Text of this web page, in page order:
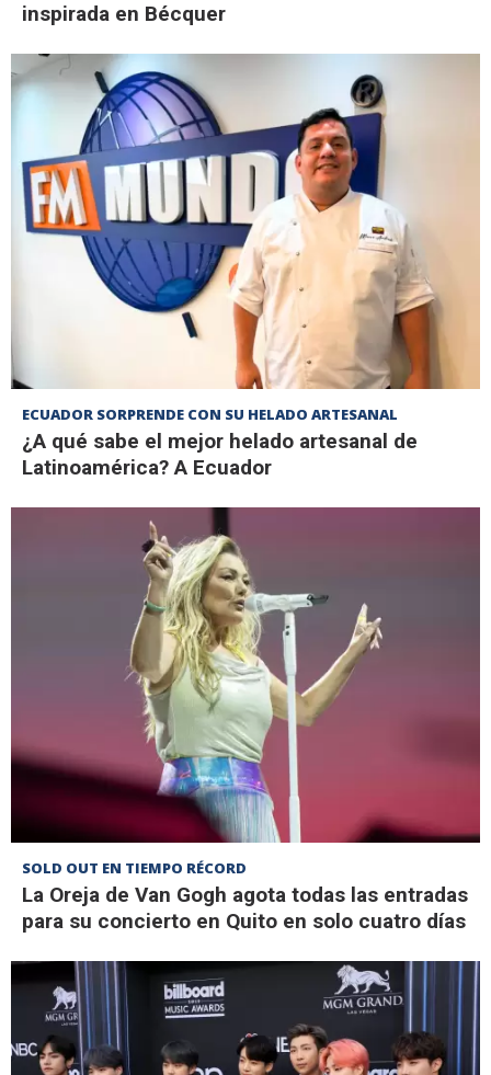
inspirada en Bécquer
ECUADOR SORPRENDE CON SU HELADO ARTESANAL
¿A qué sabe el mejor helado artesanal de
Latinoamérica? A Ecuador
SOLD OUT EN TIEMPO RÉCORD
La Oreja de Van Gogh agota todas las entradas
para su concierto en Quito en solo cuatro días